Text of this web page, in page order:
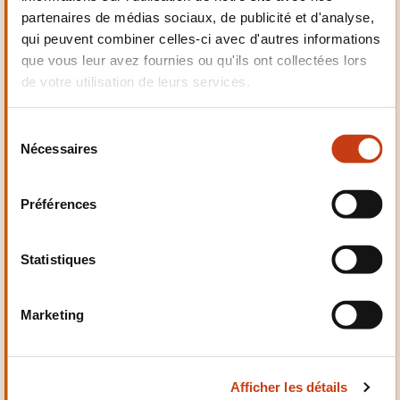
partenaires de médias sociaux, de publicité et d'analyse,
qui peuvent combiner celles-ci avec d'autres informations
que vous leur avez fournies ou qu'ils ont collectées lors
de votre utilisation de leurs services.
Nécessaires
Préférences
Statistiques
Marketing
Afficher les détails
Mécanique,
Electrotechnique,
Automatismes